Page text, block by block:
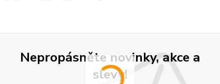
Nepropásněte novinky, akce a
slevy!